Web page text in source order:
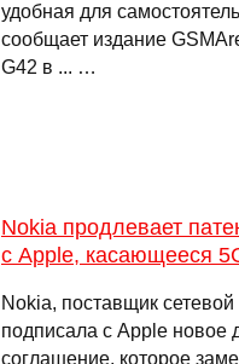
удобная для
сообщает издание
G42 в ... …
Nokia продлевает
с Apple, касающееся
Nokia, поставщик
подписала с Apple новое
соглашение, которое